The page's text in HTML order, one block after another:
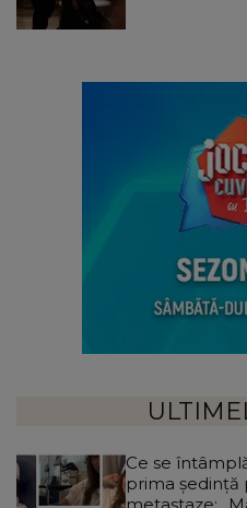
Ce se
prima ședință